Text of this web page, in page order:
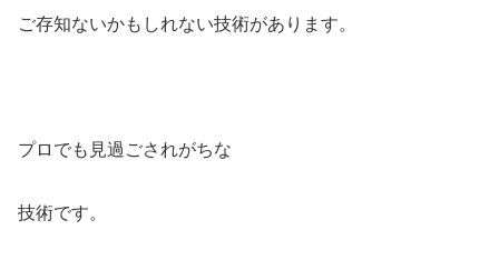
ご存知ないかもしれない技術があります。
プロでも見過ごされがちな
技術です。